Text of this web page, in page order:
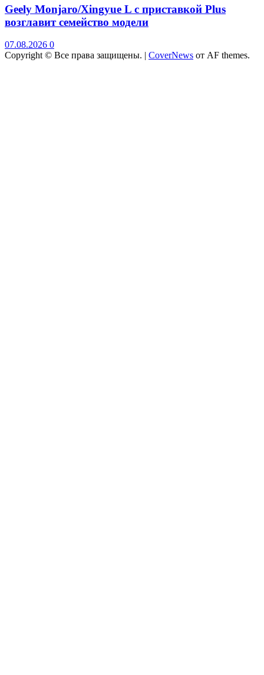
Geely Monjaro/Xingyue L с приставкой Plus
возглавит семейство модели
07.08.2026 0
Copyright © Все права защищены. | CoverNews от AF themes.